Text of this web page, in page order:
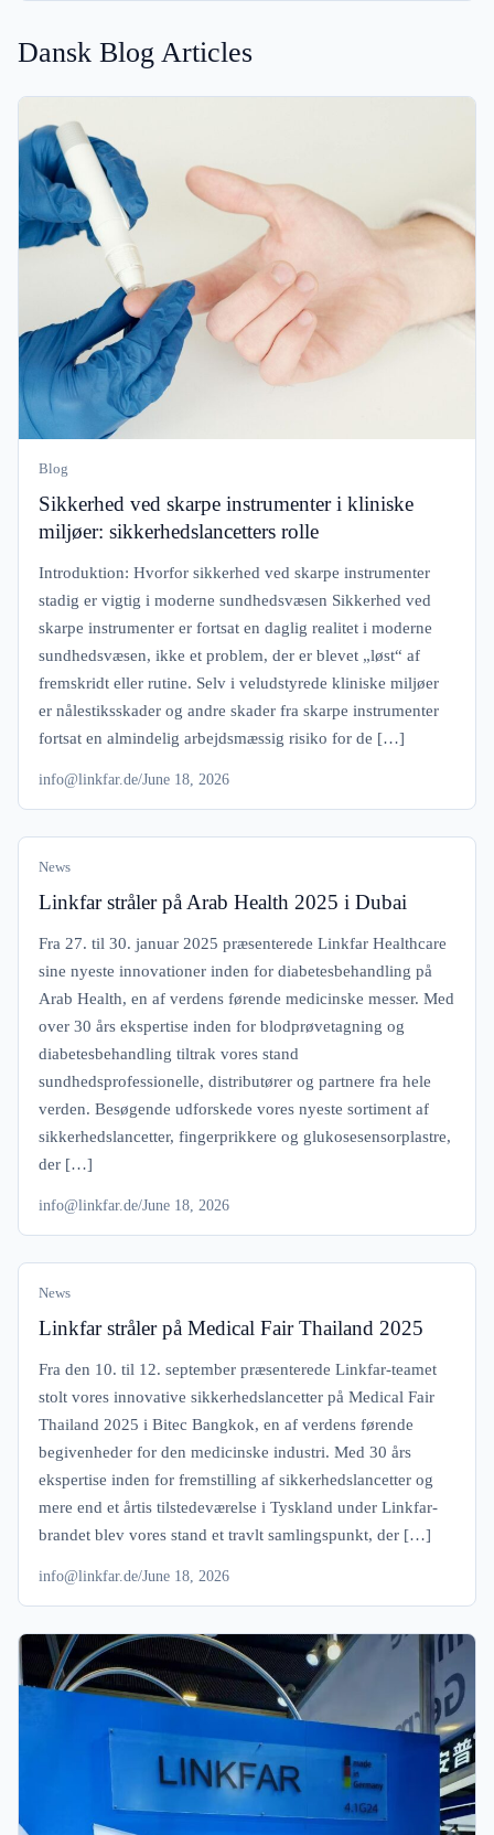
Dansk Blog Articles
Blog
Sikkerhed ved skarpe instrumenter i kliniske
miljøer: sikkerhedslancetters rolle
Introduktion: Hvorfor sikkerhed ved skarpe instrumenter
stadig er vigtig i moderne sundhedsvæsen Sikkerhed ved
skarpe instrumenter er fortsat en daglig realitet i moderne
sundhedsvæsen, ikke et problem, der er blevet „løst“ af
fremskridt eller rutine. Selv i veludstyrede kliniske miljøer
er nålestiksskader og andre skader fra skarpe instrumenter
fortsat en almindelig arbejdsmæssig risiko for de […]
info@linkfar.de/June 18, 2026
News
Linkfar stråler på Arab Health 2025 i Dubai
Fra 27. til 30. januar 2025 præsenterede Linkfar Healthcare
sine nyeste innovationer inden for diabetesbehandling på
Arab Health, en af verdens førende medicinske messer. Med
over 30 års ekspertise inden for blodprøvetagning og
diabetesbehandling tiltrak vores stand
sundhedsprofessionelle, distributører og partnere fra hele
verden. Besøgende udforskede vores nyeste sortiment af
sikkerhedslancetter, fingerprikkere og glukosesensorplastre,
der […]
info@linkfar.de/June 18, 2026
News
Linkfar stråler på Medical Fair Thailand 2025
Fra den 10. til 12. september præsenterede Linkfar-teamet
stolt vores innovative sikkerhedslancetter på Medical Fair
Thailand 2025 i Bitec Bangkok, en af verdens førende
begivenheder for den medicinske industri. Med 30 års
ekspertise inden for fremstilling af sikkerhedslancetter og
mere end et årtis tilstedeværelse i Tyskland under Linkfar-
brandet blev vores stand et travlt samlingspunkt, der […]
info@linkfar.de/June 18, 2026